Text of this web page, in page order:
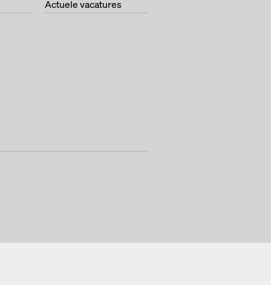
Actuele vacatures